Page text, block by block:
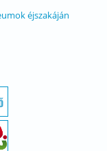
éjszakáján